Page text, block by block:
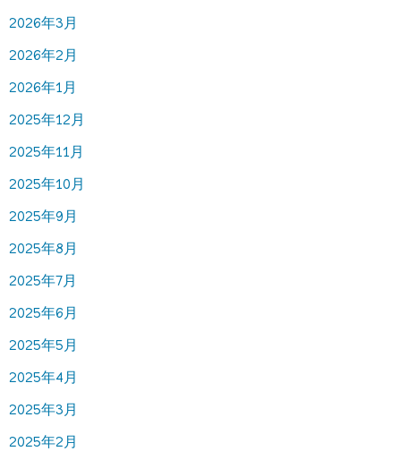
2026年3月
2026年2月
2026年1月
2025年12月
2025年11月
2025年10月
2025年9月
2025年8月
2025年7月
2025年6月
2025年5月
2025年4月
2025年3月
2025年2月